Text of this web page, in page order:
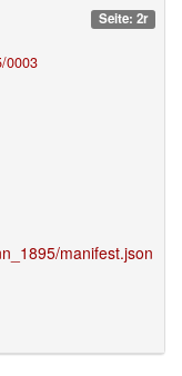
Seite: 2r
0003
manifest.json